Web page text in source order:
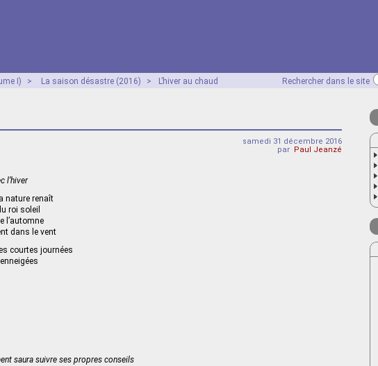
Rechercher dans le site
I) > La saison désastre (2016) > L’hiver au chaud
samedi 31 décembre 2016
par Paul Jeanzé
l’hiver
nature renaît
roi soleil
l’automne
dans le vent
courtes journées
saura suivre ses propres conseils